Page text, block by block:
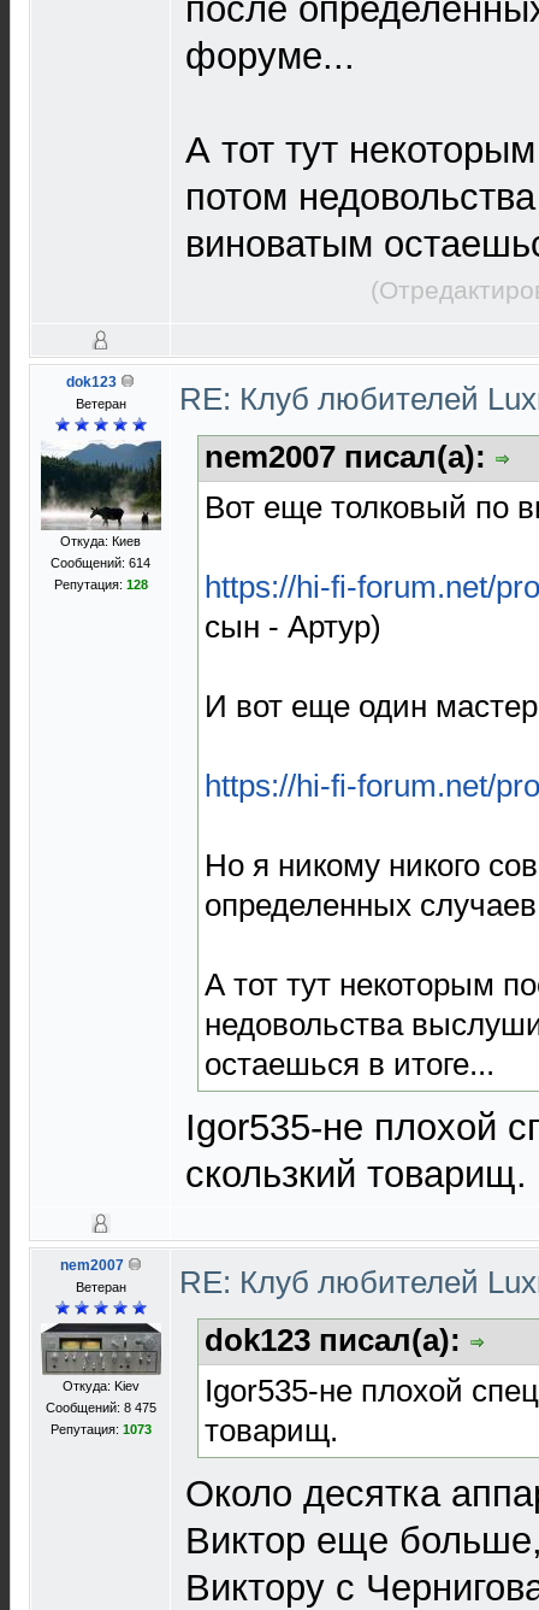
после
форуме...
А тот тут
потом
виноватым
dok123
Ветеран
Откуда: Киев
Сообщений: 614
Репутация: 128
RE: Клуб любителей
nem2007 писал(а):
Вот еще толковый по
https://hi-fi-forum.net/
сын - Артур)
И вот еще один мастер
https://hi-fi-forum.net/
Но я никому никого
определенных
А тот тут некоторым
недовольства
остаешься в итоге...
Igor535-не плохой
скользкий товарищ.
nem2007
Ветеран
Откуда: Kiev
Сообщений: 8 475
Репутация: 1073
RE: Клуб любителей
dok123 писал(а):
Igor535-не плохой
товарищ.
Около десятка
Виктор еще
Виктору с